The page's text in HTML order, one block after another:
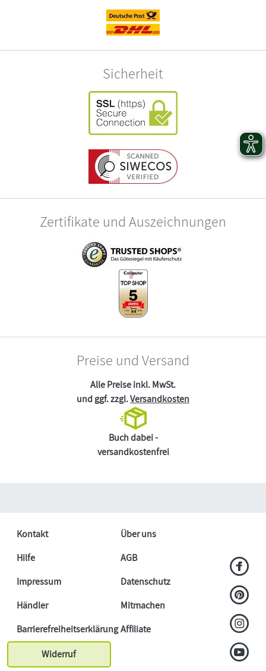
Sicherheit
Zertifikate und Auszeichnungen
Preise und Versand
Alle Preise inkl. MwSt.
und ggf. zzgl.Versandkosten
Buch dabei -
versandkostenfrei
Kontakt
Über uns
Hilfe
AGB
Impressum
Datenschutz
Händler
Mitmachen
BarrierefreiheitserklärungAffiliate
Widerruf